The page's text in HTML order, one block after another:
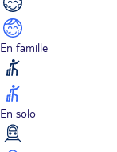
En famille
En solo